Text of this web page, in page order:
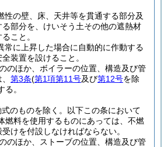
性の壁、床、天井等を貫通する部分及
部分を、けいそう土その他の遮熱材
こと。
常に上昇した場合に自動的に作動する
装置を設けること。
のほか、ボイラーの位置、構造及び管
第3条(第1項第11号及び第12号を除
。
のものを除く。以下この条において
燃料を使用するものにあっては、不燃
けを付設しなければならない。
のほか、ストーブの位置、構造及び管